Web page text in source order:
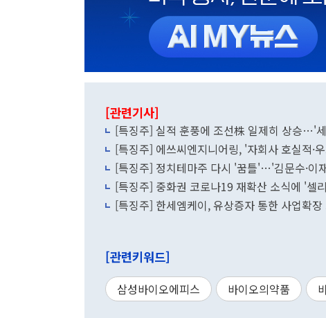
[관련기사]
[특징주] 실적 훈풍에 조선株 일제히 상승…'
[특징주] 에쓰씨엔지니어링, '자회사 호실적·
[특징주] 정치테마주 다시 '꿈틀'…'김문수·이
[특징주] 중화권 코로나19 재확산 소식에 '셀
[특징주] 한세엠케이, 유상증자 통한 사업확
[관련키워드]
삼성바이오에피스 바이오의약품